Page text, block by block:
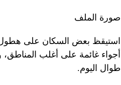
صورة الملف
استيقظ بعض السكان على هطول
أجواء غائمة على أغلب
طوال اليوم.